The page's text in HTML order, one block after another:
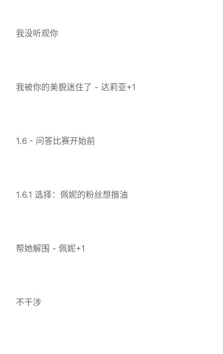
我没听观你
我被你的美貌迷住了 - 达莉亚+1
1.6 - 问答比赛开始前
1.6.1 选择：佩妮的粉丝想揩油
帮她解围 - 佩妮+1
不干涉